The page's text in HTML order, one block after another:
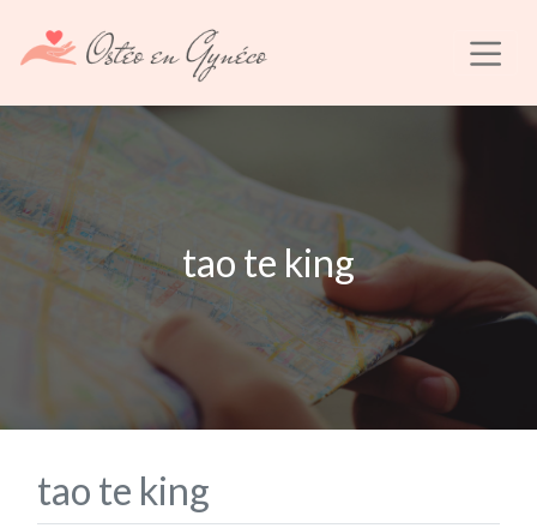
tao te king
tao te king